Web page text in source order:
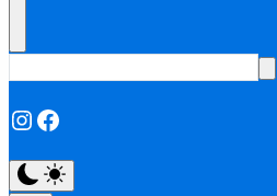
Instagram
Facebook